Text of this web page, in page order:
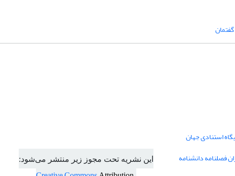
گفتمان
استنادی جهان
فصلنامه دانشنامه این نشریه تحت مجوز زیر منتشر می‌شود: